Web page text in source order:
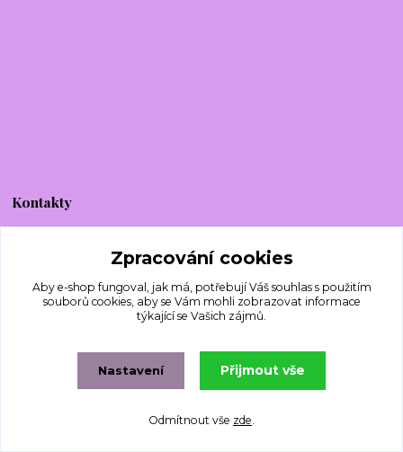
Kontakty
Lenka Horáčková
+420 605 826 940
Zpracování cookies
Aby e-shop fungoval, jak má, potřebují Váš souhlass použitím
souborů cookies, aby se Vám mohli zobrazovat informace
týkající se Vašich zájmů.
Nastavení Přijmout vše
Odmítnout vše zde